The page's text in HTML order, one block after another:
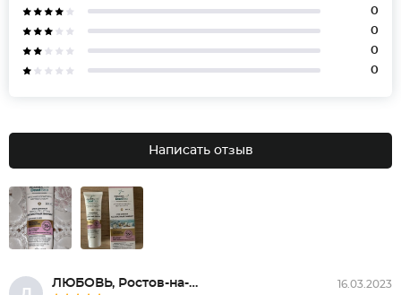
0
0
0
0
Написать отзыв
ЛЮБОВЬ, Ростов-на-Дону 16.03.2023